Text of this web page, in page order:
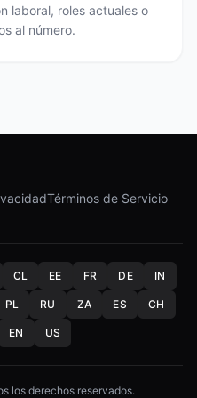
laboral, roles actuales o
al número.
Términos de Servicio
CL EE FR DE IN
PL RU ZA ES CH
EN US
los derechos reservados.